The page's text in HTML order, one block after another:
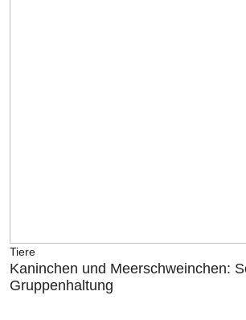
Tiere
Kaninchen und Meerschweinchen:
Gruppenhaltung